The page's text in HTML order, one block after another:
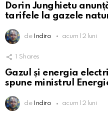
Dorin Junghietu
tarifele la gazele
de Indiro acum 12 luni
1 Shares
Gazul și energia
spune ministrul
de Indiro acum 12 luni